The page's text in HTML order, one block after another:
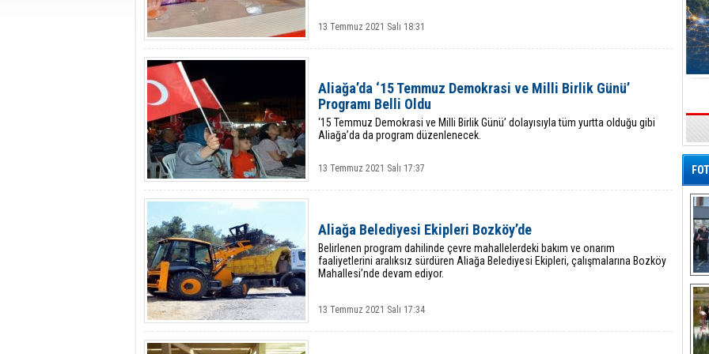
13 Temmuz 2021 Salı 18:31
Aliağa’da ‘15 Temmuz Demokrasi ve Milli Birlik Günü’
Programı Belli Oldu
‘15 Temmuz Demokrasi ve Milli Birlik Günü’ dolayısıyla tüm yurtta olduğu gibi
Aliağa’da da program düzenlenecek.
13 Temmuz 2021 Salı 17:37
Aliağa Belediyesi Ekipleri Bozköy’de
Belirlenen program dahilinde çevre mahallelerdeki bakım ve onarım
faaliyetlerini aralıksız sürdüren Aliağa Belediyesi Ekipleri, çalışmalarına Bozköy
Mahallesi’nde devam ediyor.
13 Temmuz 2021 Salı 17:34